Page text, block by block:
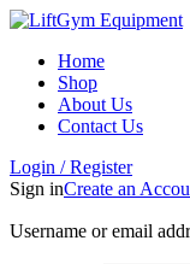
Home
Shop
About Us
Contact Us
Login / Register
Sign inCreate an
Username or email